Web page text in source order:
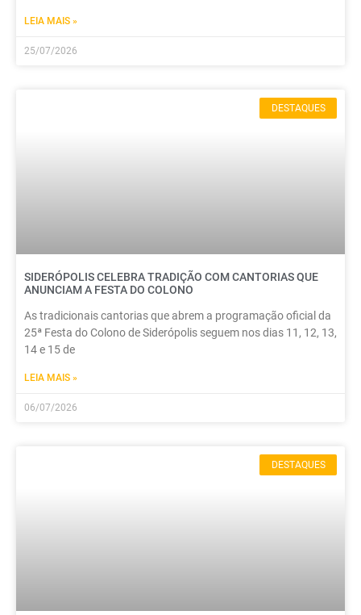
LEIA MAIS »
25/07/2026
DESTAQUES
SIDERÓPOLIS CELEBRA TRADIÇÃO COM CANTORIAS QUE
ANUNCIAM A FESTA DO COLONO
As tradicionais cantorias que abrem a programação oficial da
25ª Festa do Colono de Siderópolis seguem nos dias 11, 12, 13,
14 e 15 de
LEIA MAIS »
06/07/2026
DESTAQUES